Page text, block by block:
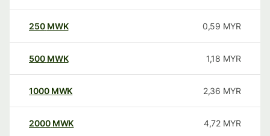
250 MWK 0,59 MYR
500 MWK 1,18 MYR
1000 MWK 2,36 MYR
2000 MWK 4,72 MYR